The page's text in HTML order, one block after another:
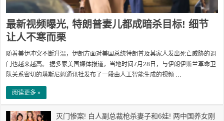
最新视频曝光, 特朗普妻儿都成暗杀目标! 细节
让人不寒而栗
随着美伊冲突不断升温，伊朗方面对美国总统特朗普及其家人发出死亡威胁的调
门也越来越高。 据多家美国媒体报道，当地时间7月28日，与伊朗伊斯兰革命卫
队关系密切的塔斯尼姆通讯社发布了一段由人工智能生成的视频 …
阅读更多 »
灭门惨案! 白人副总裁枪杀妻子和6娃! 两中国养女刚